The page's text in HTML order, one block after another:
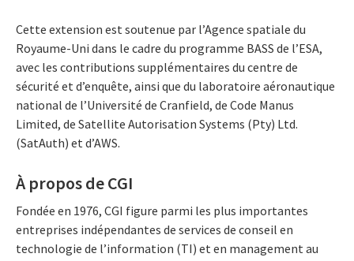
Cette extension est soutenue par l’Agence spatiale du
Royaume-Uni dans le cadre du programme BASS de l’ESA,
avec les contributions supplémentaires du centre de
sécurité et d’enquête, ainsi que du laboratoire aéronautique
national de l’Université de Cranfield, de Code Manus
Limited, de Satellite Autorisation Systems (Pty) Ltd.
(SatAuth) et d’AWS.
À propos de CGI
Fondée en 1976, CGI figure parmi les plus importantes
entreprises indépendantes de services de conseil en
technologie de l’information (TI) et en management au